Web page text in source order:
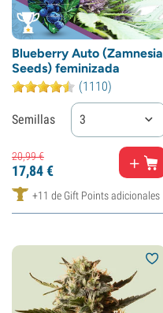
Blueberry Auto (Zamnesia
Seeds) feminizada
(1110)
Semillas 3
20,99€
17,84€
+11 de Gift Points adicionales